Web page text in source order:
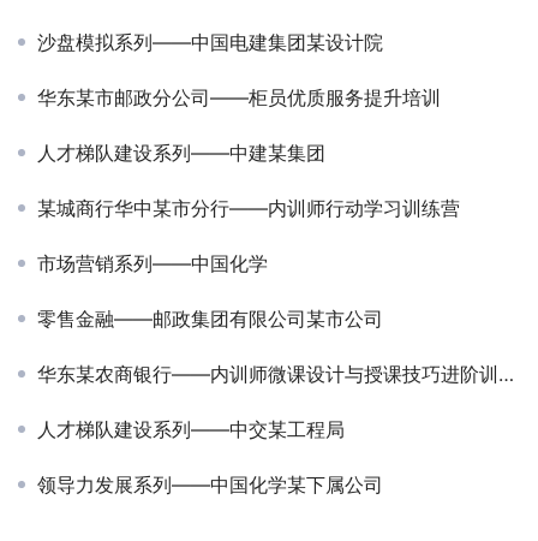
沙盘模拟系列——中国电建集团某设计院
华东某市邮政分公司——柜员优质服务提升培训
人才梯队建设系列——中建某集团
某城商行华中某市分行——内训师行动学习训练营
市场营销系列——中国化学
零售金融——邮政集团有限公司某市公司
华东某农商银行——内训师微课设计与授课技巧进阶训练营
人才梯队建设系列——中交某工程局
领导力发展系列——中国化学某下属公司